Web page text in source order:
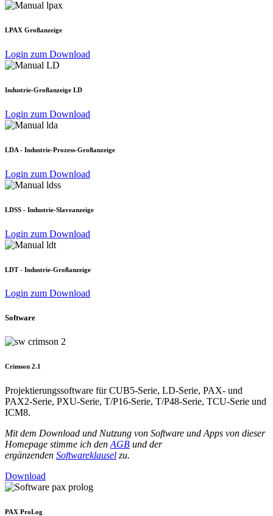
LPAX Großanzeige
Login zum Download
Industrie-Großanzeige LD
Login zum Download
LDA - Industrie-Prozess-Großanzeige
Login zum Download
LDSS - Industrie-Slaveanzeige
Login zum Download
LDT - Industrie-Großanzeige
Login zum Download
Software
Crimson 2.1
Projektierungssoftware für CUB5-Serie, LD-Serie, PAX- und
PAX2-Serie, PXU-Serie, T/P16-Serie, T/P48-Serie, TCU-Serie und
ICM8.
Mit dem Download und Nutzung von Software und Apps von dieser
Homepage stimme ich den AGB und der
ergänzenden Softwareklausel zu.
Download
PAX ProLog